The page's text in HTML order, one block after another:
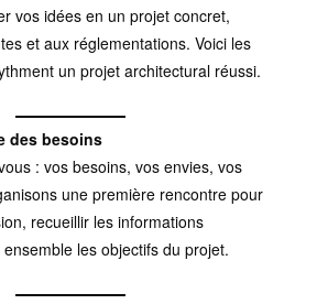
vos idées en un projet concret,
et aux réglementations. Voici les
un projet architectural réussi.
des besoins
: vos besoins, vos envies, vos
une première rencontre pour
recueillir les informations
les objectifs du projet.